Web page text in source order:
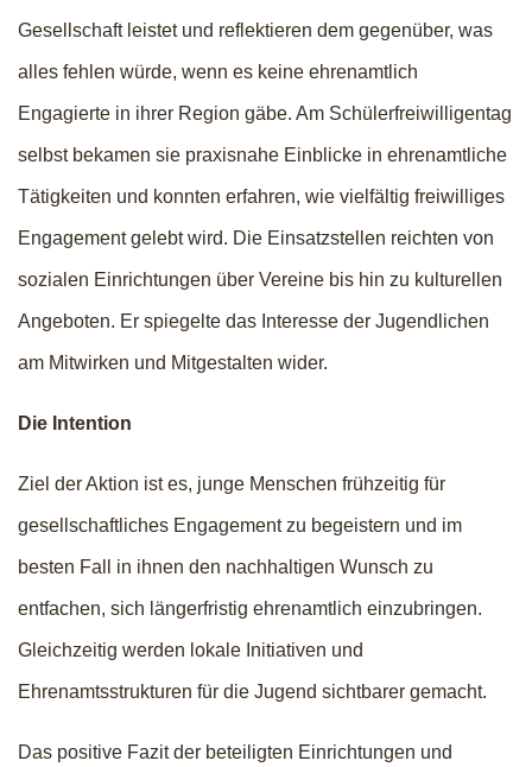
Gesellschaft leistet und reflektieren dem gegenüber, was
alles fehlen würde, wenn es keine ehrenamtlich
Engagierte in ihrer Region gäbe. Am Schülerfreiwilligentag
selbst bekamen sie praxisnahe Einblicke in ehrenamtliche
Tätigkeiten und konnten erfahren, wie vielfältig freiwilliges
Engagement gelebt wird. Die Einsatzstellen reichten von
sozialen Einrichtungen über Vereine bis hin zu kulturellen
Angeboten. Er spiegelte das Interesse der Jugendlichen
am Mitwirken und Mitgestalten wider.
Die Intention
Ziel der Aktion ist es, junge Menschen frühzeitig für
gesellschaftliches Engagement zu begeistern und im
besten Fall in ihnen den nachhaltigen Wunsch zu
entfachen, sich längerfristig ehrenamtlich einzubringen.
Gleichzeitig werden lokale Initiativen und
Ehrenamtsstrukturen für die Jugend sichtbarer gemacht.
Das positive Fazit der beteiligten Einrichtungen und